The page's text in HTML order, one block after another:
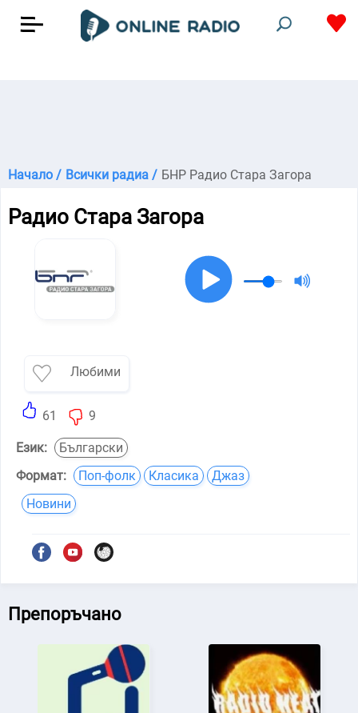
Начало / Всички радиа / БНР Радио Стара Загора
Радио Стара Загора
Любими
61 9
Език:
Български
Формат:
Поп-фолк Класика
Джаз
Новини
Препоръчано